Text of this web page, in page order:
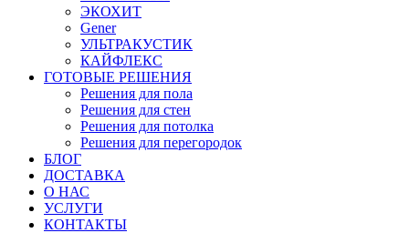
ЭКОХИТ
Gener
УЛЬТРАКУСТИК
КАЙФЛЕКС
ГОТОВЫЕ РЕШЕНИЯ
Решения для пола
Решения для стен
Решения для потолка
Решения для перегородок
БЛОГ
ДОСТАВКА
О НАС
УСЛУГИ
КОНТАКТЫ